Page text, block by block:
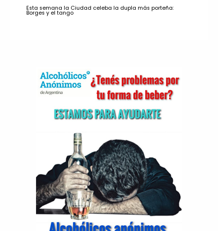
Esta semana la Ciudad celeba la dupla más porteña:
Borges y el tango